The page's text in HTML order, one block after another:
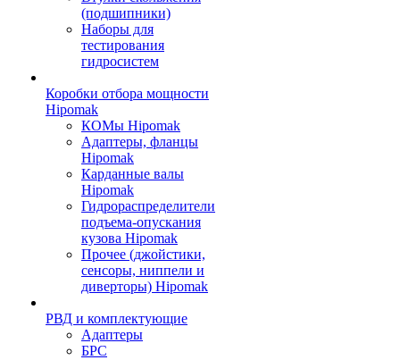
(подшипники)
Наборы для
тестирования
гидросистем
Коробки отбора мощности
Hipomak
КОМы Hipomak
Адаптеры, фланцы
Hipomak
Карданные валы
Hipomak
Гидрораспределители
подъема-опускания
кузова Hipomak
Прочее (джойстики,
сенсоры, ниппели и
диверторы) Hipomak
РВД и комплектующие
Адаптеры
БРС